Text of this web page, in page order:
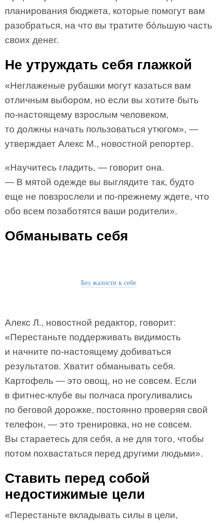
планирования бюджета, которые помогут вам
разобраться, на что вы тратите бо́льшую часть
своих денег.
Не утруждать себя глажкой
«Неглаженые рубашки могут казаться вам
отличным выбором, но если вы хотите быть
по-настоящему взрослым человеком,
то должны начать пользоваться утюгом», —
утверждает Алекс М., новостной репортер.
«Научитесь гладить, — говорит она.
— В мятой одежде вы выглядите так, будто
еще не повзрослели и по-прежнему ждете, что
обо всем позаботятся ваши родители».
Обманывать себя
Без жалости к себе
Алекс Л., новостной редактор, говорит:
«Перестаньте поддерживать видимость
и начните по-настоящему добиваться
результатов. Хватит обманывать себя.
Картофель — это овощ, но не совсем. Если
в фитнес-клубе вы полчаса прогуливались
по беговой дорожке, постоянно проверяя свой
телефон, — это тренировка, но не совсем.
Вы стараетесь для себя, а не для того, чтобы
потом похвастаться перед другими людьми».
Ставить перед собой
недостижимые цели
«Перестаньте вкладывать силы в цели,